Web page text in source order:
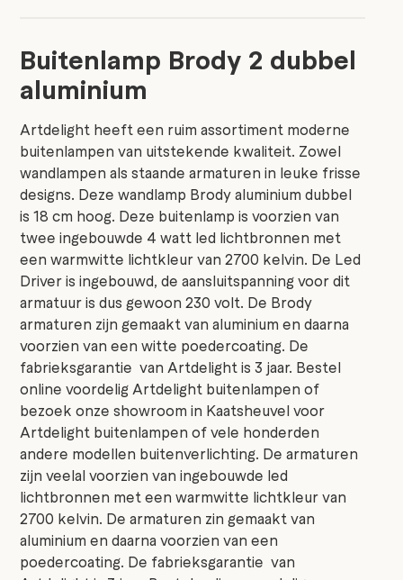
Buitenlamp Brody 2 dubbel
aluminium
Artdelight heeft een ruim assortiment moderne
buitenlampen van uitstekende kwaliteit. Zowel
wandlampen als staande armaturen in leuke frisse
designs. Deze wandlamp Brody aluminium dubbel
is 18 cm hoog. Deze buitenlamp is voorzien van
twee ingebouwde 4 watt led lichtbronnen met
een warmwitte lichtkleur van 2700 kelvin. De Led
Driver is ingebouwd, de aansluitspanning voor dit
armatuur is dus gewoon 230 volt. De Brody
armaturen zijn gemaakt van aluminium en daarna
voorzien van een witte poedercoating. De
fabrieksgarantie van Artdelight is 3 jaar. Bestel
online voordelig Artdelight buitenlampen of
bezoek onze showroom in Kaatsheuvel voor
Artdelight buitenlampen of vele honderden
andere modellen buitenverlichting. De armaturen
zijn veelal voorzien van ingebouwde led
lichtbronnen met een warmwitte lichtkleur van
2700 kelvin. De armaturen zin gemaakt van
aluminium en daarna voorzien van een
poedercoating. De fabrieksgarantie van